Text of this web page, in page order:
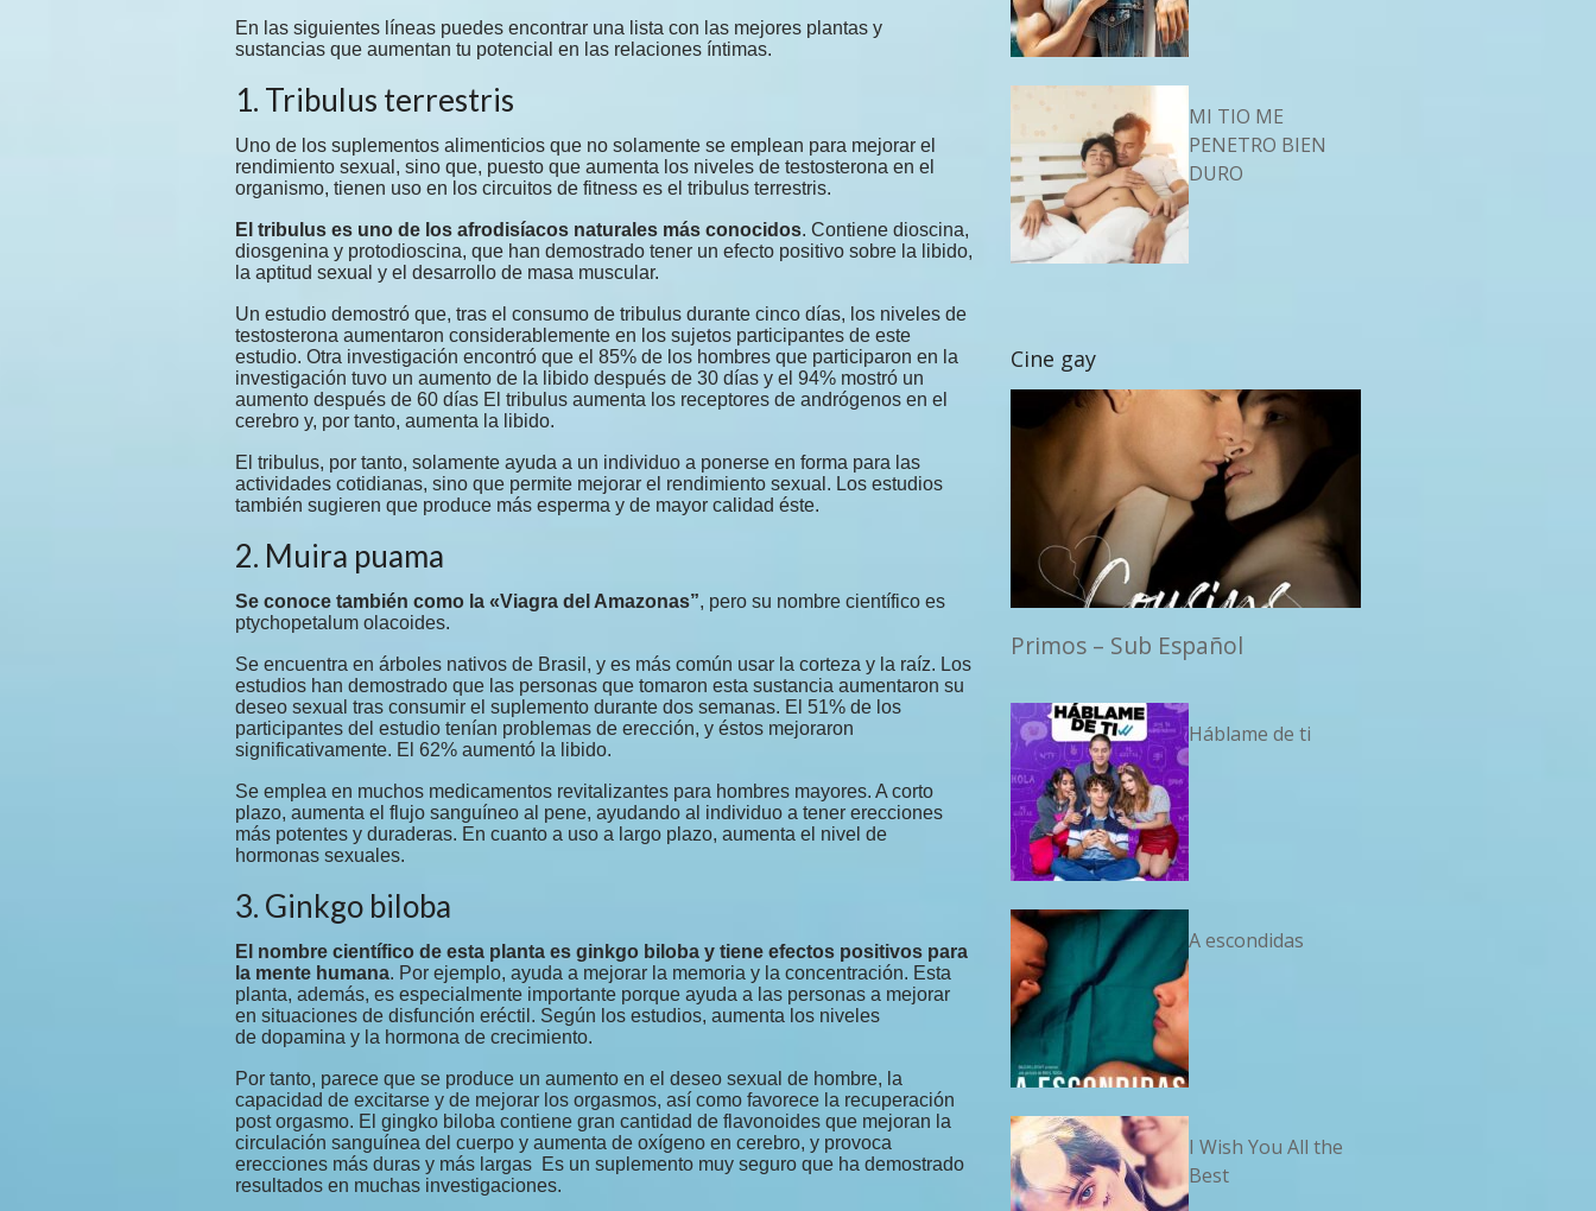
En las siguientes líneas puedes encontrar una lista con las mejores plantas y
sustancias que aumentan tu potencial en las relaciones íntimas.
1. Tribulus terrestris
Uno de los suplementos alimenticios que no solamente se emplean para mejorar el
rendimiento sexual, sino que, puesto que aumenta los niveles de testosterona en el
organismo, tienen uso en los circuitos de fitness es el tribulus terrestris.
El tribulus es uno de los afrodisíacos naturales más conocidos. Contiene dioscina,
diosgenina y protodioscina, que han demostrado tener un efecto positivo sobre la libido,
la aptitud sexual y el desarrollo de masa muscular.
Un estudio demostró que, tras el consumo de tribulus durante cinco días, los niveles de
testosterona aumentaron considerablemente en los sujetos participantes de este
estudio. Otra investigación encontró que el 85% de los hombres que participaron en la
investigación tuvo un aumento de la libido después de 30 días y el 94% mostró un
aumento después de 60 días El tribulus aumenta los receptores de andrógenos en el
cerebro y, por tanto, aumenta la libido.
El tribulus, por tanto, solamente ayuda a un individuo a ponerse en forma para las
actividades cotidianas, sino que permite mejorar el rendimiento sexual. Los estudios
también sugieren que produce más esperma y de mayor calidad éste.
2. Muira puama
Se conoce también como la «Viagra del Amazonas”, pero su nombre científico es
ptychopetalum olacoides.
Se encuentra en árboles nativos de Brasil, y es más común usar la corteza y la raíz. Los
estudios han demostrado que las personas que tomaron esta sustancia aumentaron su
deseo sexual tras consumir el suplemento durante dos semanas. El 51% de los
participantes del estudio tenían problemas de erección, y éstos mejoraron
significativamente. El 62% aumentó la libido.
Se emplea en muchos medicamentos revitalizantes para hombres mayores. A corto
plazo, aumenta el flujo sanguíneo al pene, ayudando al individuo a tener erecciones
más potentes y duraderas. En cuanto a uso a largo plazo, aumenta el nivel de
hormonas sexuales.
3. Ginkgo biloba
El nombre científico de esta planta es ginkgo biloba y tiene efectos positivos para
la mente humana. Por ejemplo, ayuda a mejorar la memoria y la concentración. Esta
planta, además, es especialmente importante porque ayuda a las personas a mejorar
en situaciones de disfunción eréctil. Según los estudios, aumenta los niveles
de dopamina y la hormona de crecimiento.
Por tanto, parece que se produce un aumento en el deseo sexual de hombre, la
capacidad de excitarse y de mejorar los orgasmos, así como favorece la recuperación
post orgasmo. El gingko biloba contiene gran cantidad de flavonoides que mejoran la
circulación sanguínea del cuerpo y aumenta de oxígeno en cerebro, y provoca
erecciones más duras y más largas Es un suplemento muy seguro que ha demostrado
resultados en muchas investigaciones.
MI TIO ME
PENETRO BIEN
DURO
Cine gay
Primos – Sub Español
Háblame de ti
A escondidas
I Wish You All the
Best